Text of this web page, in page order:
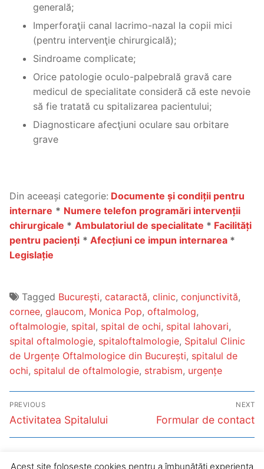
generală;
Imperforaţii canal lacrimo-nazal la copii mici
(pentru intervenţie chirurgicală);
Sindroame complicate;
Orice patologie oculo-palpebrală gravă care
medicul de specialitate consideră că este nevoie
să fie tratată cu spitalizarea pacientului;
Diagnosticare afecţiuni oculare sau orbitare
grave
Din aceeași categorie: Documente și condiții pentru
internare * Numere telefon programări intervenții
chirurgicale * Ambulatoriul de specialitate * Facilități
pentru pacienți * Afecțiuni ce impun internarea *
Legislație
Tagged București, cataractă, clinic, conjunctivită,
cornee, glaucom, Monica Pop, oftalmolog,
oftalmologie, spital, spital de ochi, spital lahovari,
spital oftalmologie, spitaloftalmologie, Spitalul Clinic
de Urgențe Oftalmologice din București, spitalul de
ochi, spitalul de oftalmologie, strabism, urgențe
Post
navigation
PREVIOUS
Previous
Activitatea Spitalului
NEXT
Next
Formular de contact
Acest site folosește cookies pentru a îmbunătăți experiența